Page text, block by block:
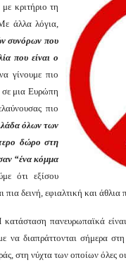
κριτήριο τη
άλλα λόγια,
συνόρων που
που είναι ο
γίνουμε πιο
σε μια Ευρώπη
πιο
όλων των
δώρο στη
“ένα κόμμα
ότι εξίσου
δεινή, εφιαλτική και άθλια
πανευρωπαϊκά
να διαπράττονται σήμερα
στη νύχτα των οποίων όλες οι